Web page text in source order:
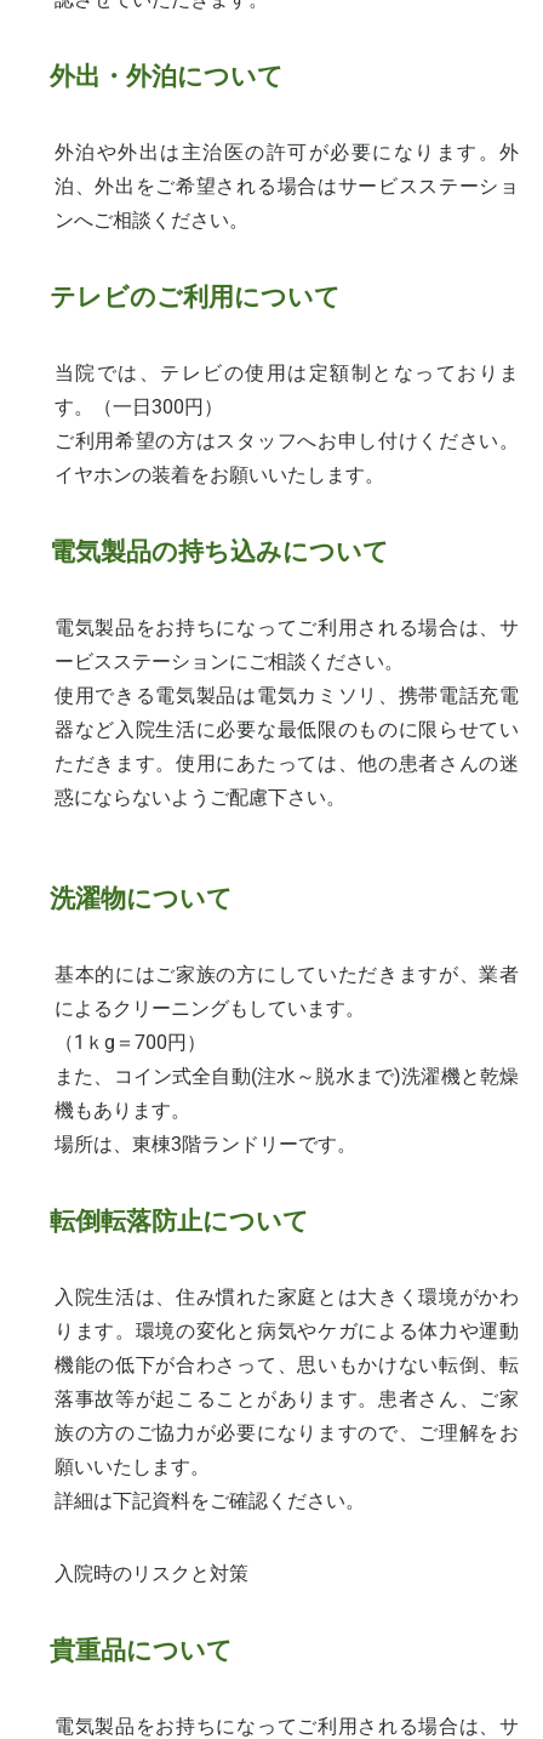
外出・外泊について
外泊や外出は主治医の許可が必要になります。外
泊、外出をご希望される場合はサービスステーショ
ンへご相談ください。
テレビのご利用について
当院では、テレビの使用は定額制となっておりま
す。（一日300円）
ご利用希望の方はスタッフへお申し付けください。
イヤホンの装着をお願いいたします。
電気製品の持ち込みについて
電気製品をお持ちになってご利用される場合は、サ
ービスステーションにご相談ください。
使用できる電気製品は電気カミソリ、携帯電話充電
器など入院生活に必要な最低限のものに限らせてい
ただきます。使用にあたっては、他の患者さんの迷
惑にならないようご配慮下さい。
洗濯物について
基本的にはご家族の方にしていただきますが、業者
によるクリーニングもしています。
（1ｋg＝700円）
また、コイン式全自動(注水～脱水まで)洗濯機と乾燥
機もあります。
場所は、東棟3階ランドリーです。
転倒転落防止について
入院生活は、住み慣れた家庭とは大きく環境がかわ
ります。環境の変化と病気やケガによる体力や運動
機能の低下が合わさって、思いもかけない転倒、転
落事故等が起こることがあります。患者さん、ご家
族の方のご協力が必要になりますので、ご理解をお
願いいたします。
詳細は下記資料をご確認ください。
入院時のリスクと対策
貴重品について
電気製品をお持ちになってご利用される場合は、サ